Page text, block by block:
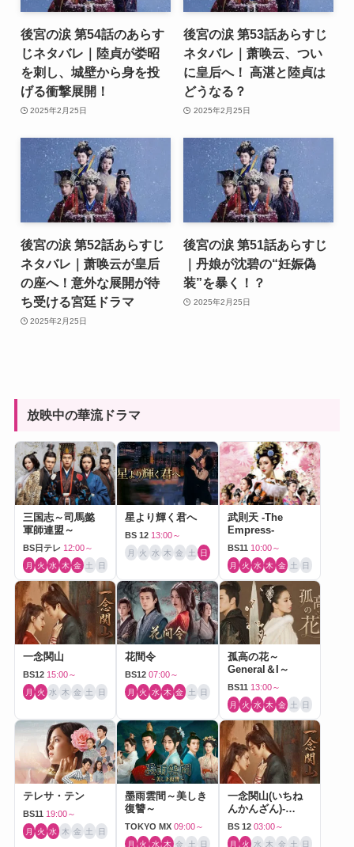
後宮の涙 第54話のあらす
じネタバレ｜陸貞が娄昭
を刺し、城壁から身を投
げる衝撃展開！
2025年2月25日
後宮の涙 第53話あらすじ
ネタバレ｜萧唤云、つい
に皇后へ！ 高湛と陸貞は
どうなる？
2025年2月25日
後宮の涙 第52話あらすじ
ネタバレ｜萧唤云が皇后
の座へ！意外な展開が待
ち受ける宮廷ドラマ
2025年2月25日
後宮の涙 第51話あらすじ
｜丹娘が沈碧の“妊娠偽
装”を暴く！？
2025年2月25日
放映中の華流ドラマ
三国志～司馬懿
軍師連盟～
BS日テレ 12:00～
月 火 水 木 金 土 日
星より輝く君へ
BS 12 13:00～
月 火 水 木 金 土 日
武則天 -The
Empress-
BS11 10:00～
月 火 水 木 金 土 日
一念関山
BS12 15:00～
月 火 水 木 金 土 日
花間令
BS12 07:00～
月 火 水 木 金 土 日
孤高の花～
General＆I～
BS11 13:00～
月 火 水 木 金 土 日
テレサ・テン
BS11 19:00～
月 火 水 木 金 土 日
墨雨雲間～美しき
復讐～
TOKYO MX 09:00～
月 火 水 木 金 土 日
一念関山(いちね
んかんざん)-
Journey to Love-
BS 12 03:00～
月 火 水 木 金 土 日